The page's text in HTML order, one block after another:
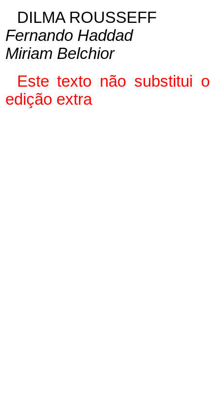
DILMA ROUSSEFF
Fernando Haddad
Miriam Belchior
Este texto não substitui
edição extra